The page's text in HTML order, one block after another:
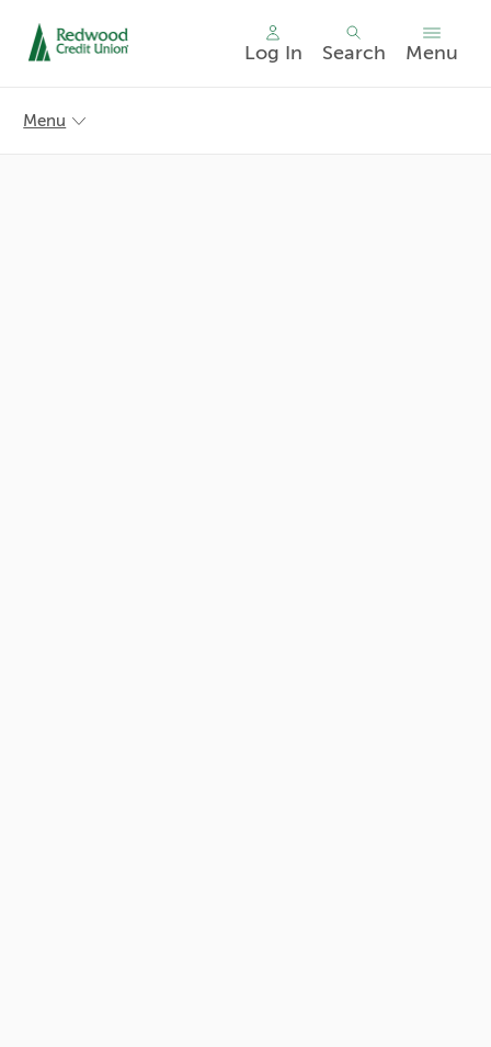
Log In Search Menu
navMenu